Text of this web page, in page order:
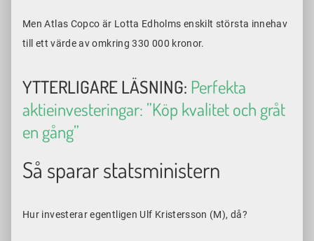
Men Atlas Copco är Lotta Edholms enskilt största innehav
till ett värde av omkring 330 000 kronor.
YTTERLIGARE LÄSNING: Perfekta
aktieinvesteringar: ”Köp kvalitet och gråt
en gång”
Så sparar statsministern
Hur investerar egentligen Ulf Kristersson (M), då?